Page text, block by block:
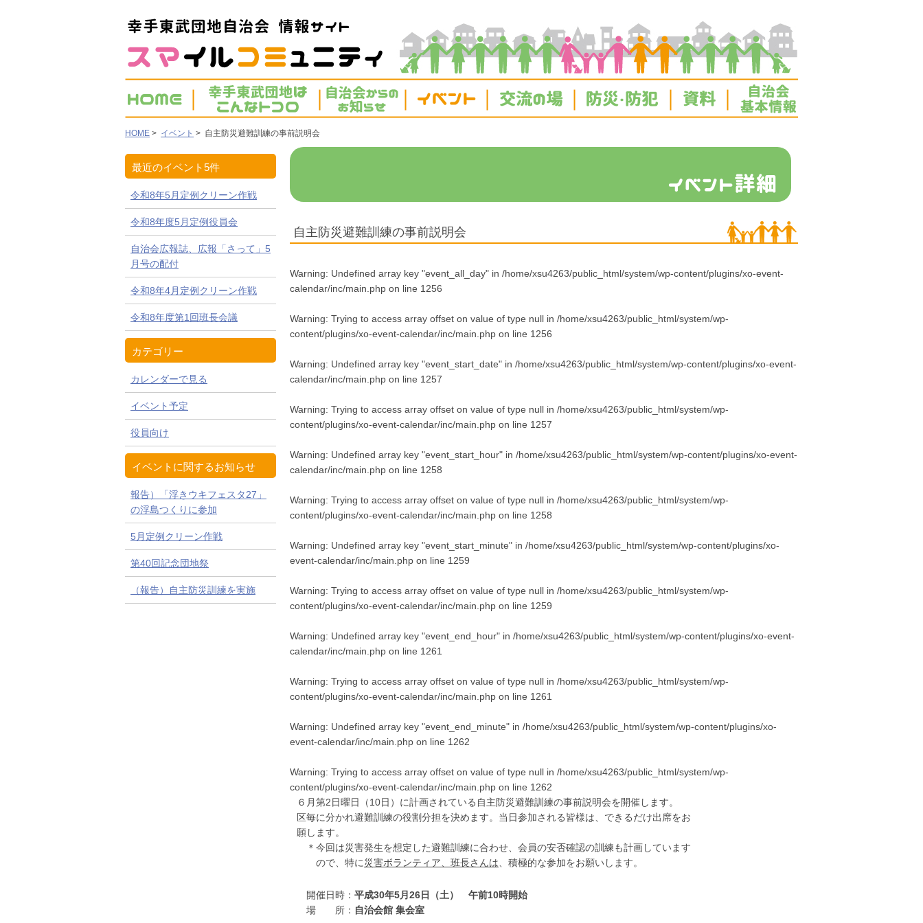
HOME > イベント > 自主防災避難訓練の事前説明会
最近のイベント5件
令和8年5月定例クリーン作戦
令和8年度5月定例役員会
自治会広報誌、広報「さって」5
月号の配付
令和8年4月定例クリーン作戦
令和8年度第1回班長会議
カテゴリー
カレンダーで見る
イベント予定
役員向け
イベントに関するお知らせ
報告）「浮きウキフェスタ27」
の浮島つくりに参加
5月定例クリーン作戦
第40回記念団地祭
（報告）自主防災訓練を実施
自主防災避難訓練の事前説明会
Warning: Undefined array key "event_all_day" in /home/xsu4263/public_html/system/wp-content/plugins/xo-event-
calendar/inc/main.php on line 1256
Warning: Trying to access array offset on value of type null in /home/xsu4263/public_html/system/wp-
content/plugins/xo-event-calendar/inc/main.php on line 1256
Warning: Undefined array key "event_start_date" in /home/xsu4263/public_html/system/wp-content/plugins/xo-event-
calendar/inc/main.php on line 1257
Warning: Trying to access array offset on value of type null in /home/xsu4263/public_html/system/wp-
content/plugins/xo-event-calendar/inc/main.php on line 1257
Warning: Undefined array key "event_start_hour" in /home/xsu4263/public_html/system/wp-content/plugins/xo-event-
calendar/inc/main.php on line 1258
Warning: Trying to access array offset on value of type null in /home/xsu4263/public_html/system/wp-
content/plugins/xo-event-calendar/inc/main.php on line 1258
Warning: Undefined array key "event_start_minute" in /home/xsu4263/public_html/system/wp-content/plugins/xo-
event-calendar/inc/main.php on line 1259
Warning: Trying to access array offset on value of type null in /home/xsu4263/public_html/system/wp-
content/plugins/xo-event-calendar/inc/main.php on line 1259
Warning: Undefined array key "event_end_hour" in /home/xsu4263/public_html/system/wp-content/plugins/xo-event-
calendar/inc/main.php on line 1261
Warning: Trying to access array offset on value of type null in /home/xsu4263/public_html/system/wp-
content/plugins/xo-event-calendar/inc/main.php on line 1261
Warning: Undefined array key "event_end_minute" in /home/xsu4263/public_html/system/wp-content/plugins/xo-
event-calendar/inc/main.php on line 1262
Warning: Trying to access array offset on value of type null in /home/xsu4263/public_html/system/wp-
content/plugins/xo-event-calendar/inc/main.php on line 1262
６月第2日曜日（10日）に計画されている自主防災避難訓練の事前説明会を開催します。
区毎に分かれ避難訓練の役割分担を決めます。当日参加される皆様は、できるだけ出席をお
願します。
＊今回は災害発生を想定した避難訓練に合わせ、会員の安否確認の訓練も計画しています
ので、特に災害ボランティア、班長さんは 、積極的な参加をお願いします。
開催日時： 平成30年5月26日（土）
午前10時開始
場 所： 自治会館 集会室